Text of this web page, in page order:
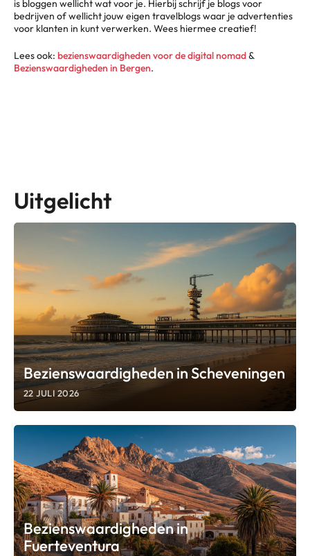
is bloggen wellicht wat voor je. Hierbij schrijf je blogs voor
bedrijven of wellicht jouw eigen travelblogs waar je advertenties
voor klanten in kunt verwerken. Wees hiermee creatief!
Lees ook: bezienswaardigheden voor de digital nomad&
Bezienswaardigheden in Bergen.
Uitgelicht
Bezienswaardigheden in Scheveningen
22 JULI 2026
Bezienswaardigheden in
Fuerteventura